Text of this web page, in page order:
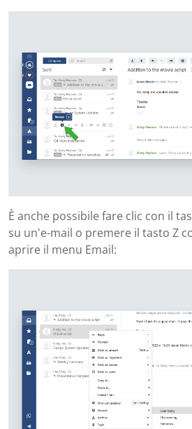
È anche possibile fare clic con il
su un'e-mail o premere il tasto Z
aprire il menu Email: